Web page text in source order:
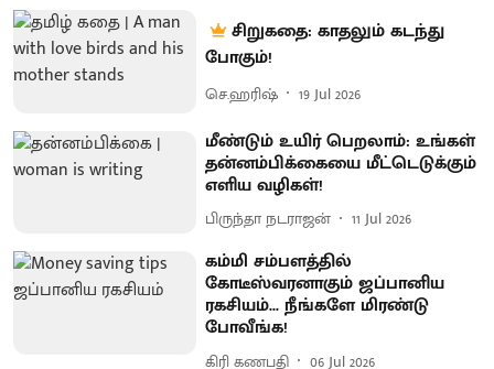
சிறுகதை: காதலும் கடந்து
போகும்!
செ.ஹரிஷ் 19 Jul 2026
மீண்டும் உயிர் பெறலாம்: உங்கள்
தன்னம்பிக்கையை மீட்டெடுக்கும்
எளிய வழிகள்!
பிருந்தா நடராஜன் 11 Jul 2026
கம்மி சம்பளத்தில்
கோடீஸ்வரனாகும் ஜப்பானிய
ரகசியம்... நீங்களே மிரண்டு
போவீங்க!
கிரி கணபதி 06 Jul 2026